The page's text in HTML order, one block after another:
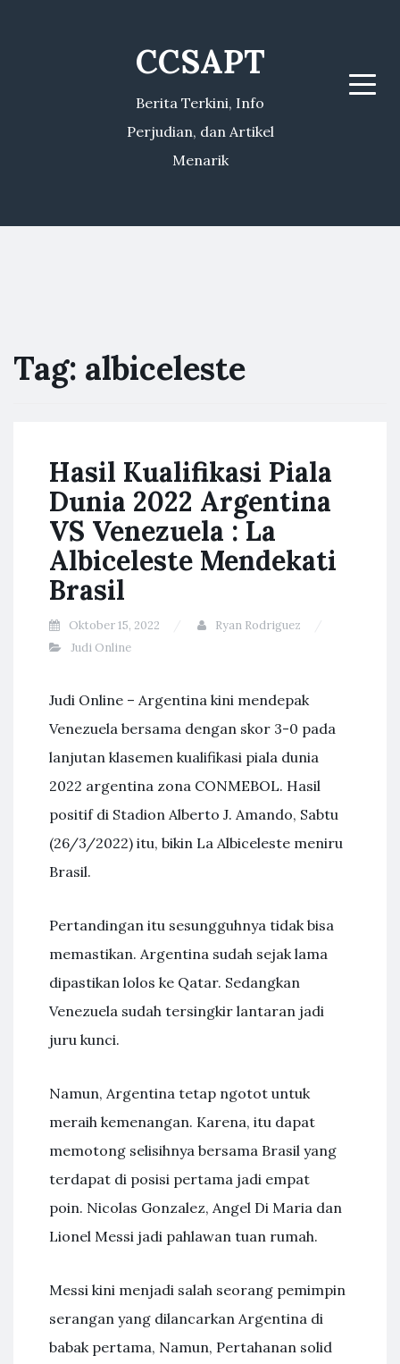
CCSAPT
Berita Terkini, Info
Perjudian, dan Artikel
Menarik
Menu
Tag: albiceleste
Hasil Kualifikasi Piala
Dunia 2022 Argentina
VS Venezuela : La
Albiceleste Mendekati
Brasil
Oktober 15, 2022
Ryan Rodriguez
Judi Online
Judi Online – Argentina kini mendepak
Venezuela bersama dengan skor 3-0 pada
lanjutan klasemen kualifikasi piala dunia
2022 argentina zona CONMEBOL. Hasil
positif di Stadion Alberto J. Amando, Sabtu
(26/3/2022) itu, bikin La Albiceleste meniru
Brasil.
Pertandingan itu sesungguhnya tidak bisa
memastikan. Argentina sudah sejak lama
dipastikan lolos ke Qatar. Sedangkan
Venezuela sudah tersingkir lantaran jadi
juru kunci.
Namun, Argentina tetap ngotot untuk
meraih kemenangan. Karena, itu dapat
memotong selisihnya bersama Brasil yang
terdapat di posisi pertama jadi empat
poin. Nicolas Gonzalez, Angel Di Maria dan
Lionel Messi jadi pahlawan tuan rumah.
Messi kini menjadi salah seorang pemimpin
serangan yang dilancarkan Argentina di
babak pertama, Namun, Pertahanan solid